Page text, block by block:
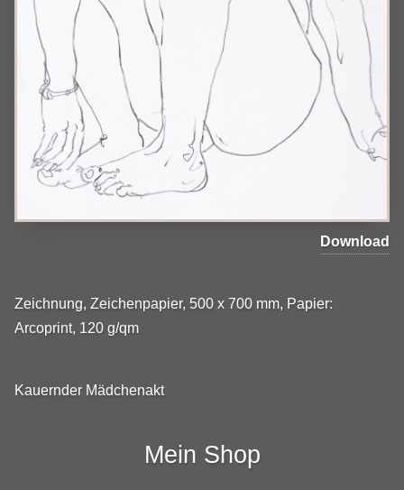
Download
Zeichnung, Zeichenpapier, 500 x 700 mm, Papier:
Arcoprint, 120 g/qm
Kauernder Mädchenakt
Mein Shop